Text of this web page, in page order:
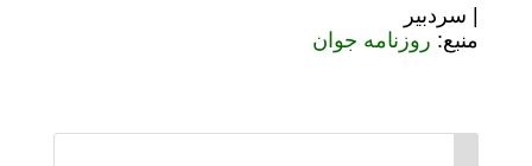
| سردبیر
منبع: روزنامه جوان